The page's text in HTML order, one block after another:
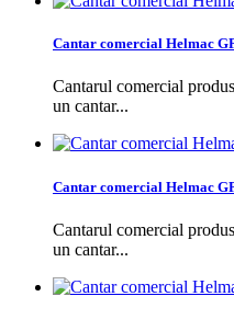
Cantar comercial Helmac
Cantarul comercial
un cantar...
Cantar comercial Helmac
Cantarul comercial
un cantar...